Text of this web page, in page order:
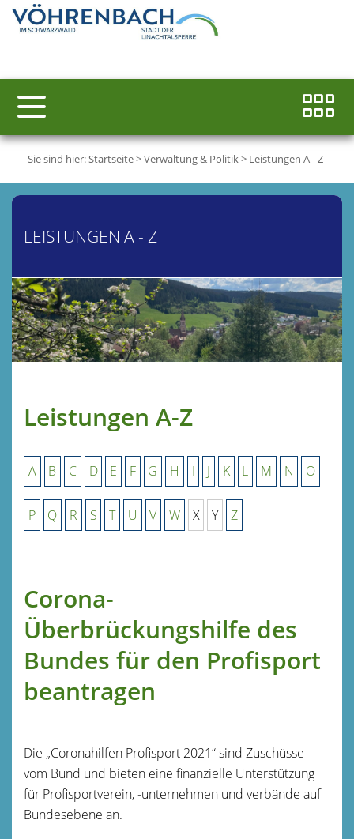
Sie sind hier:Startseite>Verwaltung & Politik> Leistungen A - Z
LEISTUNGEN A - Z
Leistungen A-Z
A B C D E F G H I J K L M N O
P Q R S T U V W X Y Z
Corona-
Überbrückungshilfe des
Bundes für den Profisport
beantragen
Die „Coronahilfen Profisport 2021“ sind Zuschüsse
vom Bund und bieten eine finanzielle Unterstützung
für Profisportverein, -unternehmen und verbände auf
Bundesebene an.